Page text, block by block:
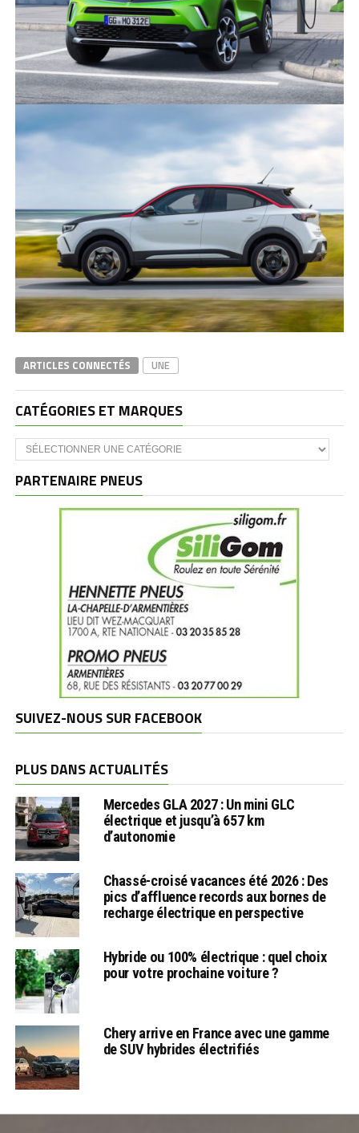
ARTICLES CONNECTÉS UNE
CATÉGORIES ET MARQUES
Catégories
et
PARTENAIRE PNEUS
SUIVEZ-NOUS SUR FACEBOOK
PLUS DANS ACTUALITÉS
Mercedes GLA 2027 : Un mini GLC
électrique et jusqu’à 657 km
d’autonomie
Chassé-croisé vacances été 2026 : Des
pics d’affluence records aux bornes de
recharge électrique en perspective
Hybride ou 100% électrique : quel choix
pour votre prochaine voiture ?
Chery arrive en France avec une gamme
de SUV hybrides électrifiés